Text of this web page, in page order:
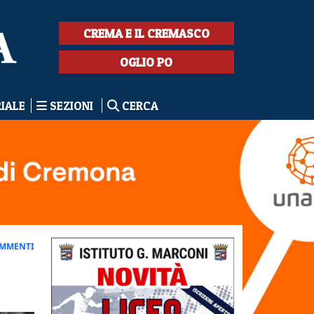
CREMA E IL CREMASCO
OGLIO PO
SEZIONI CERCA